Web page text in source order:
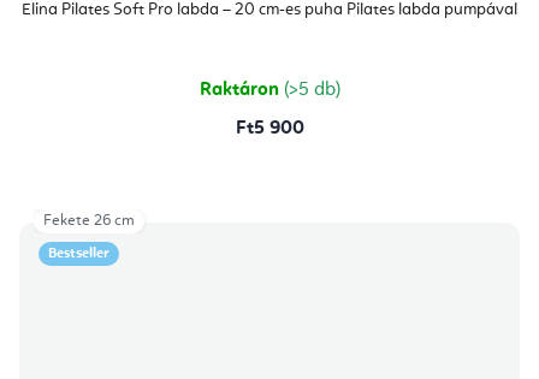
Elina Pilates Soft Pro labda – 20 cm-es puha Pilates labda pumpával
Raktáron (>5 db)
Ft5 900
Bestseller
Fekete 26 cm